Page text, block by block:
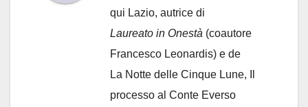
qui Lazio, autrice di
Laureato in Onestà (coautore
Francesco Leonardis) e de
La Notte delle Cinque Lune, Il
processo al Conte Everso